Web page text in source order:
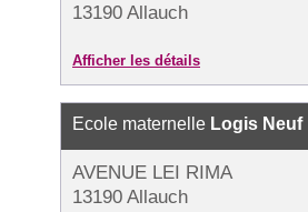
13190 Allauch
Afficher les détails
Ecole maternelle Logis Neuf
AVENUE LEI RIMA
13190 Allauch